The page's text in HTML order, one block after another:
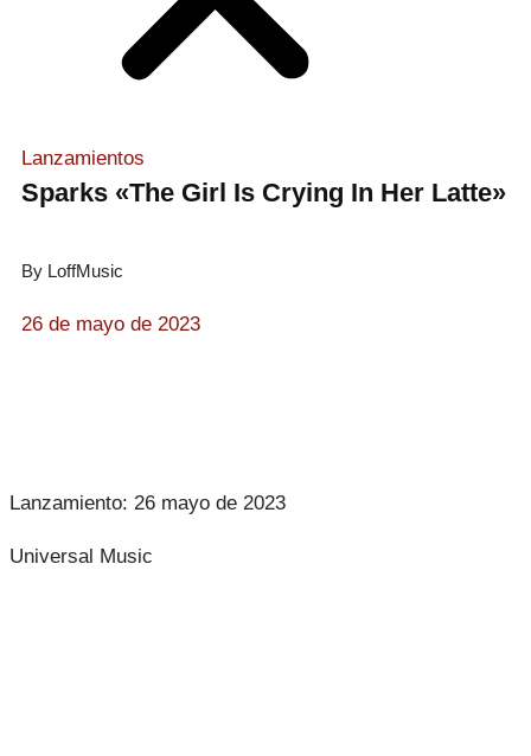
Lanzamientos
Sparks «The Girl Is Crying In Her Latte»
By LoffMusic
26 de mayo de 2023
Lanzamiento: 26 mayo de 2023
Universal Music